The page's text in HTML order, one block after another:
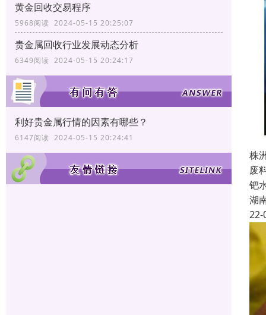
黄金回收交易程序
5968阅读 2024-05-15 20:25:07
贵金属回收行业发展动态分析
6349阅读 2024-05-15 20:24:17
利好贵金属行情的因素有哪些？
6147阅读 2024-05-15 20:24:41
株
废
钯
湖
22-